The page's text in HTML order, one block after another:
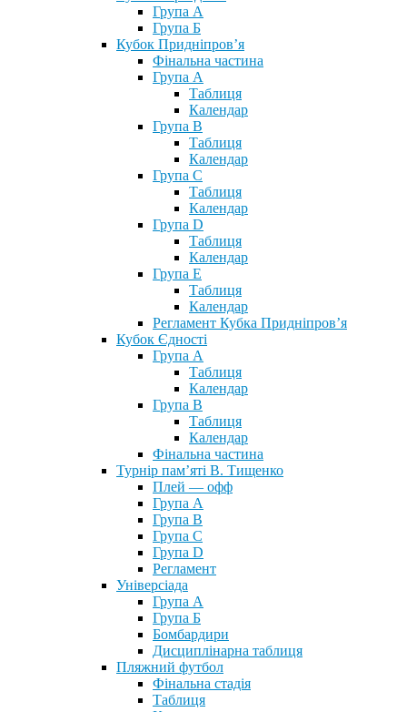
Група А
Група Б
Кубок Придніпров’я
Фінальна частина
Група А
Таблиця
Календар
Група В
Таблиця
Календар
Група С
Таблиця
Календар
Група D
Таблиця
Календар
Група Е
Таблиця
Календар
Регламент Кубка Придніпров’я
Кубок Єдності
Група А
Таблиця
Календар
Група В
Таблиця
Календар
Фінальна частина
Турнір пам’яті В. Тищенко
Плей — офф
Група А
Група B
Група С
Група D
Регламент
Універсіада
Група А
Група Б
Бомбардири
Дисциплінарна таблиця
Пляжний футбол
Фінальна стадія
Таблиця